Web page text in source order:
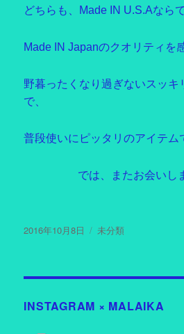
どちらも、Made IN U.S.Aなら
Made IN Japanのクオリティを
野暮ったくなり過ぎないスッキ
で、
普段使いにピッタリのアイテム
では、またお会いし
投
2016年10月8日
カ
リ
未分類
INSTAGRAM × MALAIKA